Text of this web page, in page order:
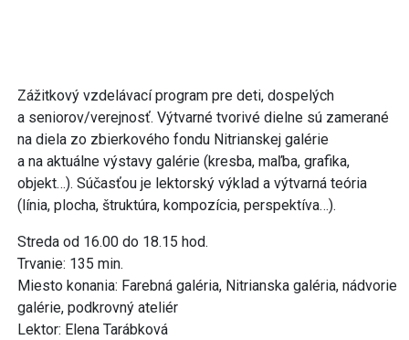
Zážitkový vzdelávací program pre deti, dospelých
a seniorov/verejnosť. Výtvarné tvorivé dielne sú zamerané
na diela zo zbierkového fondu Nitrianskej galérie
a na aktuálne výstavy galérie (kresba, maľba, grafika,
objekt…). Súčasťou je lektorský výklad a výtvarná teória
(línia, plocha, štruktúra, kompozícia, perspektíva…).
Streda od 16.00 do 18.15 hod.
Trvanie: 135 min.
Miesto konania: Farebná galéria, Nitrianska galéria, nádvorie
galérie, podkrovný ateliér
Lektor: Elena Tarábková